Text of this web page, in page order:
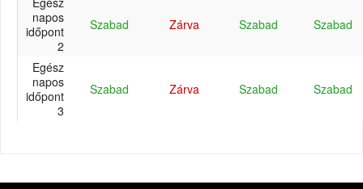
napos
időpont
2
Szabad Zárva Szabad Szabad
Egész
napos
időpont
3
Szabad Zárva Szabad Szabad